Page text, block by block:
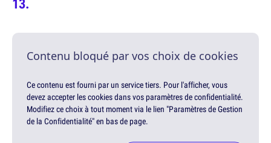
Contenu bloqué par vos choix de cookies
Ce contenu est fourni par un service tiers. Pour l'afficher, vous
devez accepter les cookies dans vos paramètres de confidentialité.
Modifiez ce choix à tout moment via le lien "Paramètres de Gestion
de la Confidentialité" en bas de page.